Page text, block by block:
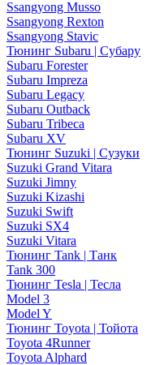
Ssangyong Musso
Ssangyong Rexton
Ssangyong Stavic
Тюнинг Subaru | Субару
Subaru Forester
Subaru Impreza
Subaru Legacy
Subaru Outback
Subaru Tribeca
Subaru XV
Тюнинг Suzuki | Сузуки
Suzuki Grand Vitara
Suzuki Jimny
Suzuki Kizashi
Suzuki Swift
Suzuki SX4
Suzuki Vitara
Тюнинг Tank | Танк
Tank 300
Тюнинг Tesla | Тесла
Model 3
Model Y
Тюнинг Toyota | Тойота
Toyota 4Runner
Toyota Alphard